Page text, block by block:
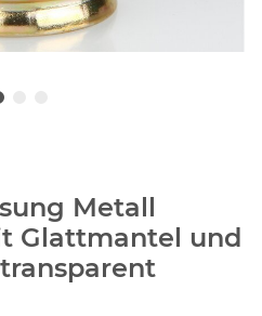
Metall
Glattmantel und